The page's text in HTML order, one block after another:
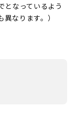
となっているよう
なります。）